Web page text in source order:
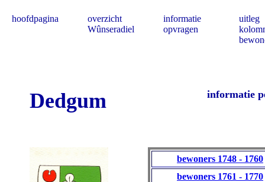
informatie
Dedgum
bewoners 1748 - 1760
bewoners 1761 - 1770
hoofdpagina
overzicht
Wûnseradiel
informatie
opvragen
uitleg